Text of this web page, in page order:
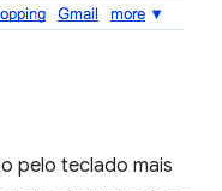
pelo teclado mais